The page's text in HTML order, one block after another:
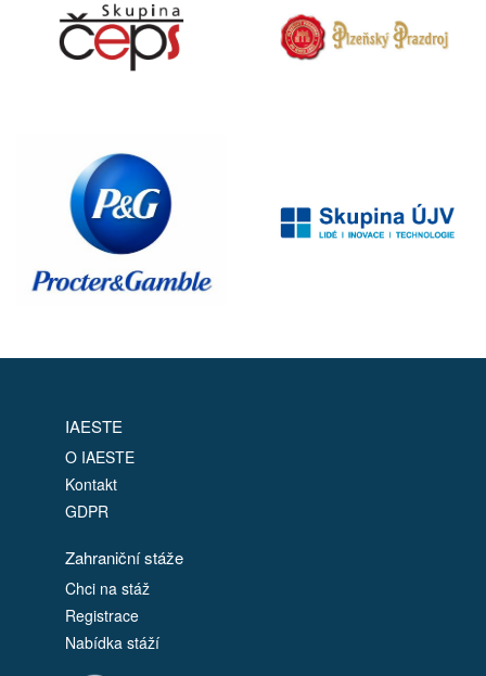
IAESTE
O IAESTE
Kontakt
GDPR
Zahraniční stáže
Chci na stáž
Registrace
Nabídka stáží